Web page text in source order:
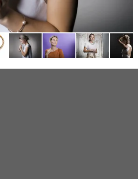
406